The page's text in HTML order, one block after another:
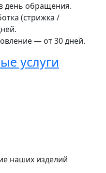
день обращения.
(стрижка /
— от 30 дней.
услуги
наших изделий